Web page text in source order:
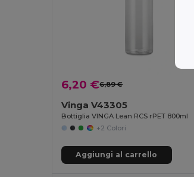
6,20 €6,89 €
Vinga V43305
Bottiglia VINGA Lean RCS rPET 800ml
+2 Colori
Aggiungi al carrello